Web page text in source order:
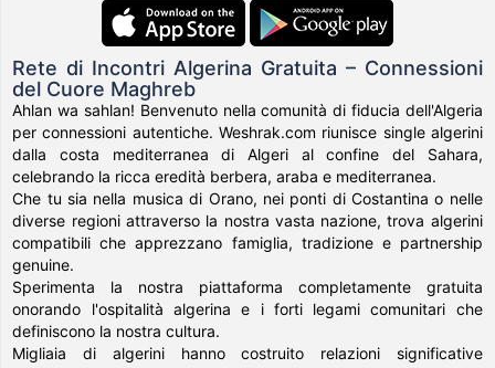
Rete di Incontri Algerina Gratuita – Connessioni
del Cuore Maghreb
Ahlan wa sahlan! Benvenuto nella comunità di fiducia dell'Algeria
per connessioni autentiche. Weshrak.com riunisce single algerini
dalla costa mediterranea di Algeri al confine del Sahara,
celebrando la ricca eredità berbera, araba e mediterranea.
Che tu sia nella musica di Orano, nei ponti di Costantina o nelle
diverse regioni attraverso la nostra vasta nazione, trova algerini
compatibili che apprezzano famiglia, tradizione e partnership
genuine.
Sperimenta la nostra piattaforma completamente gratuita
onorando l'ospitalità algerina e i forti legami comunitari che
definiscono la nostra cultura.
Migliaia di algerini hanno costruito relazioni significative